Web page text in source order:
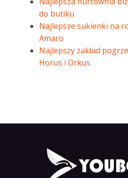
do butiku
Najlepsze sukienki na
Amaro
Najlepszy zakład
Horus i Orkus